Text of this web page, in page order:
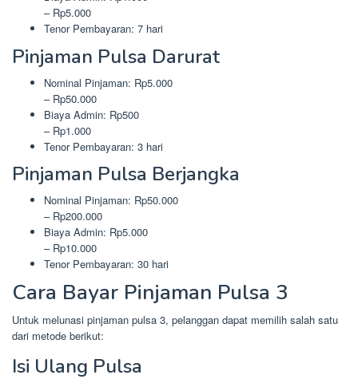
– Rp5.000
Tenor Pembayaran: 7 hari
Pinjaman Pulsa Darurat
Nominal Pinjaman: Rp5.000
– Rp50.000
Biaya Admin: Rp500
– Rp1.000
Tenor Pembayaran: 3 hari
Pinjaman Pulsa Berjangka
Nominal Pinjaman: Rp50.000
– Rp200.000
Biaya Admin: Rp5.000
– Rp10.000
Tenor Pembayaran: 30 hari
Cara Bayar Pinjaman Pulsa 3
Untuk melunasi pinjaman pulsa 3, pelanggan dapat memilih salah satu
dari metode berikut:
Isi Ulang Pulsa